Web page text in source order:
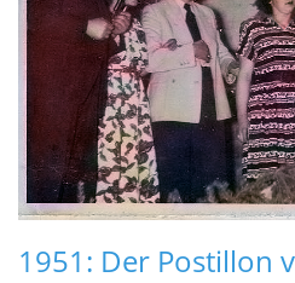
1951: Der Postillon